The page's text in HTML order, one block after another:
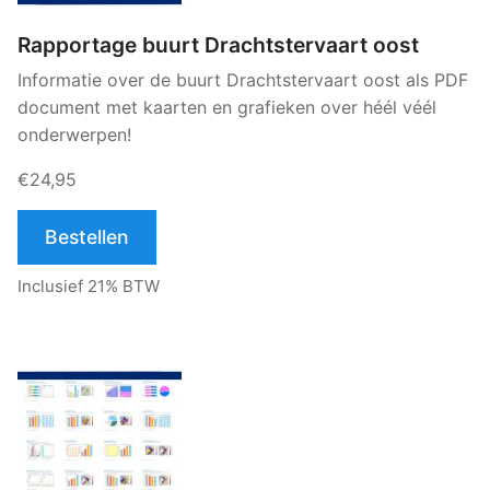
Rapportage buurt Drachtstervaart oost
Informatie over de buurt Drachtstervaart oost als PDF
document met kaarten en grafieken over héél véél
onderwerpen!
€24,95
Bestellen
Inclusief 21% BTW